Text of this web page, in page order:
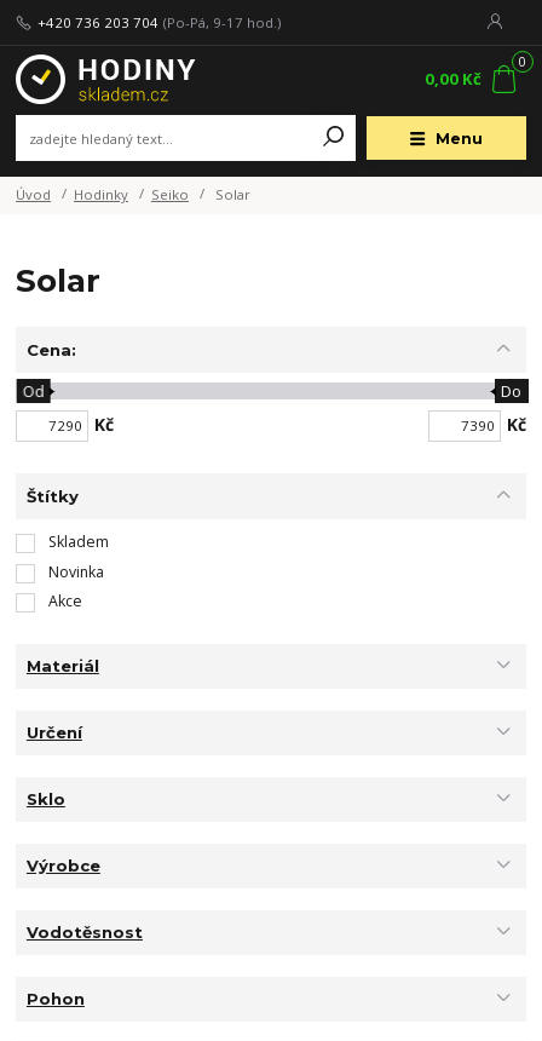
Menu
+420 736 203 704 (Po-Pá, 9-17 hod.)
0
0,00 Kč
Úvod Hodinky Seiko Solar
Solar
Cena:
Kč
Od Do
Kč
Štítky
Skladem
Novinka
Akce
Materiál
Určení
Sklo
Výrobce
Vodotěsnost
Pohon